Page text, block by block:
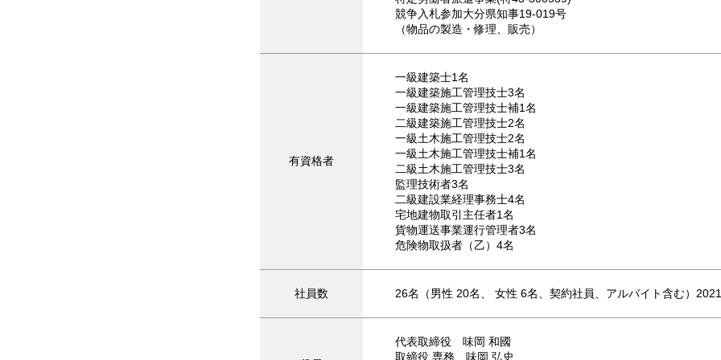
競争入札参加大分県知事19-019号
（物品の製造・修理、販売）
有資格者
一級建築士1名
一級建築施工管理技士3名
一級建築施工管理技士補1名
二級建築施工管理技士2名
一級土木施工管理技士2名
一級土木施工管理技士補1名
二級土木施工管理技士3名
監理技術者3名
二級建設業経理事務士4名
宅地建物取引主任者1名
貨物運送事業運行管理者3名
危険物取扱者（乙）4名
社員数 26名（男性 20名、 女性 6名、 契約社員、アルバイト含む）
代表取締役 味岡 和國
取締役 専務 味岡 弘史